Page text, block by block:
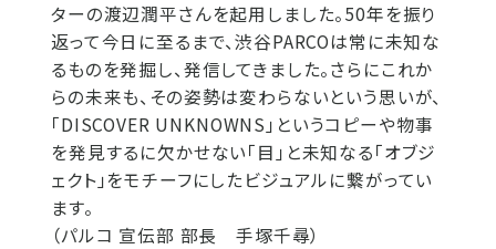
ターの渡辺潤平さんを起用しました。50年を振り
返って今日に至るまで、渋谷PARCOは常に未知な
るものを発掘し、発信してきました。さらにこれか
らの未来も、その姿勢は変わらないという思いが、
「DISCOVER UNKNOWNS」というコピーや物事
を発見するに欠かせない「目」と未知なる「オブジ
ェクト」をモチーフにしたビジュアルに繋がってい
ます。
（パルコ 宣伝部 部長 手塚千尋）